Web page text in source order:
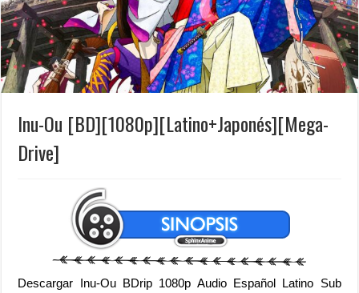
Inu-Ou [BD][1080p][Latino+Japonés][Mega-
Drive]
Descargar Inu-Ou BDrip 1080p Audio Español Latino Sub